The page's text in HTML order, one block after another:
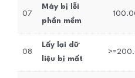
07
Máy bị lỗi
phần mềm
08
Lấy lại dữ
liệu bị mất